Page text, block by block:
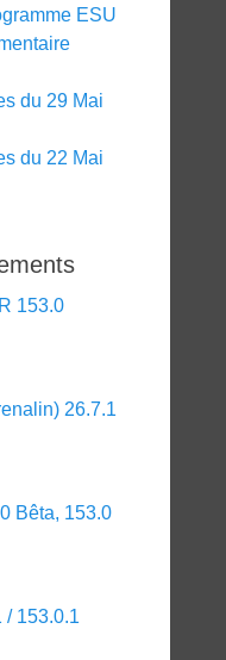
ESU
du 29 Mai
du 22 Mai
153.0
26.7.1
Bêta, 153.0
/ 153.0.1